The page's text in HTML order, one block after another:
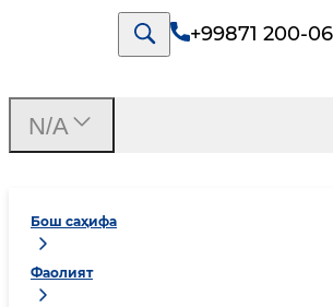
+99871 200-
Бош саҳифа
Фаолият
N/A